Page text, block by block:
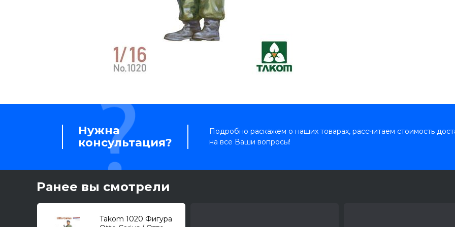
Нужна
консультация?
Подробно раскажем о наших товарах, рассчитаем стоимость
на все Ваши вопросы!
Ранее вы смотрели
Takom 1020 Фигура